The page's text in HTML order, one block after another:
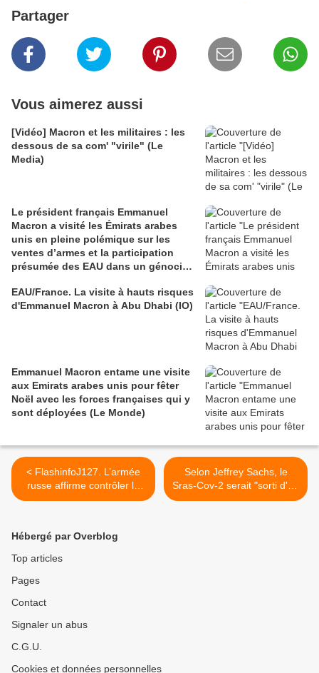
Partager
Vous aimerez aussi
[Vidéo] Macron et les militaires : les
dessous de sa com' "virile" (Le
Media)
Le président français Emmanuel
Macron a visité les Émirats arabes
unis en pleine polémique sur les
ventes d’armes et la participation
présumée des EAU dans un génocide
EAU/France. La visite à hauts risques
d'Emmanuel Macron à Abu Dhabi (IO)
Emmanuel Macron entame une visite
aux Emirats arabes unis pour fêter
Noël avec les forces françaises qui y
sont déployées (Le Monde)
< FlashinfoJ127. L’armée
russe affirme contrôler la
raffinerie de
Finlande et Suède, dit
Poutine/ Les FAU ont tué
journaliste belge/ Les forces
l'île aux serpents/ Lavrov:
Un "rideau de fer" s'abat
l'Occident/ 6000prisonniers
Selon Jeffrey Sachs, le
Sras-Cov-2 serait "sorti d'un
laboratoire de
Hébergé par Overblog
Top articles
Pages
Contact
Signaler un abus
C.G.U.
Cookies et données personnelles